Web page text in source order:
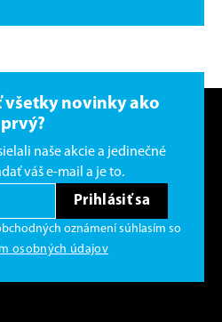
všetky novinky ako
prvý?
naše akcie a jedinečné
váš e-mail a je to.
Prihlásiť sa
oznámení súhlasím so
osobných údajov